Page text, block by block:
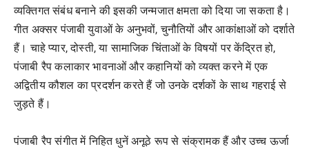
व्यक्तिगत संबंध बनाने की इसकी जन्मजात क्षमता को दिया जा सकता है।
गीत अक्सर पंजाबी युवाओं के अनुभवों, चुनौतियों और आकांक्षाओं को दर्शाते
हैं। चाहे प्यार, दोस्ती, या सामाजिक चिंताओं के विषयों पर केंद्रित हो,
पंजाबी रैप कलाकार भावनाओं और कहानियों को व्यक्त करने में एक
अद्वितीय कौशल का प्रदर्शन करते हैं जो उनके दर्शकों के साथ गहराई से
जुड़ते हैं।
पंजाबी रैप संगीत में निहित धुनें अनूठे रूप से संक्रामक हैं और उच्च ऊर्जा